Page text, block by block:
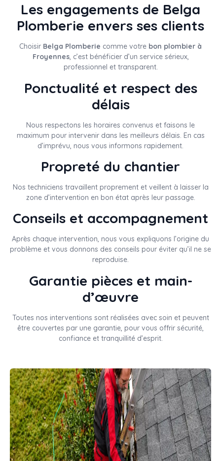
Les engagements de Belga
Plomberie envers ses clients
Choisir Belga Plomberie comme votre bon plombier à
Froyennes, c’est bénéficier d’un service sérieux,
professionnel et transparent.
Ponctualité et respect des
délais
Nous respectons les horaires convenus et faisons le
maximum pour intervenir dans les meilleurs délais. En cas
d’imprévu, nous vous informons rapidement.
Propreté du chantier
Nos techniciens travaillent proprement et veillent à laisser la
zone d’intervention en bon état après leur passage.
Conseils et accompagnement
Après chaque intervention, nous vous expliquons l’origine du
problème et vous donnons des conseils pour éviter qu’il ne se
reproduise.
Garantie pièces et main-
d’œuvre
Toutes nos interventions sont réalisées avec soin et peuvent
être couvertes par une garantie, pour vous offrir sécurité,
confiance et tranquillité d’esprit.